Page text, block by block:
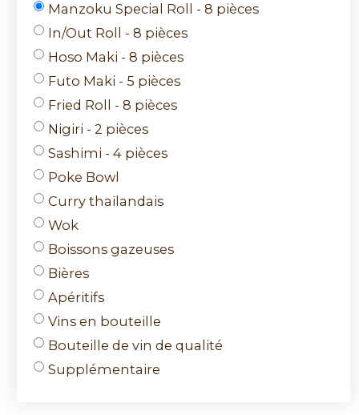
Manzoku Special Roll - 8 pièces
In/Out Roll - 8 pièces
Hoso Maki - 8 pièces
Futo Maki - 5 pièces
Fried Roll - 8 pièces
Nigiri - 2 pièces
Sashimi - 4 pièces
Poke Bowl
Curry thaïlandais
Wok
Boissons gazeuses
Bières
Apéritifs
Vins en bouteille
Bouteille de vin de qualité
Supplémentaire